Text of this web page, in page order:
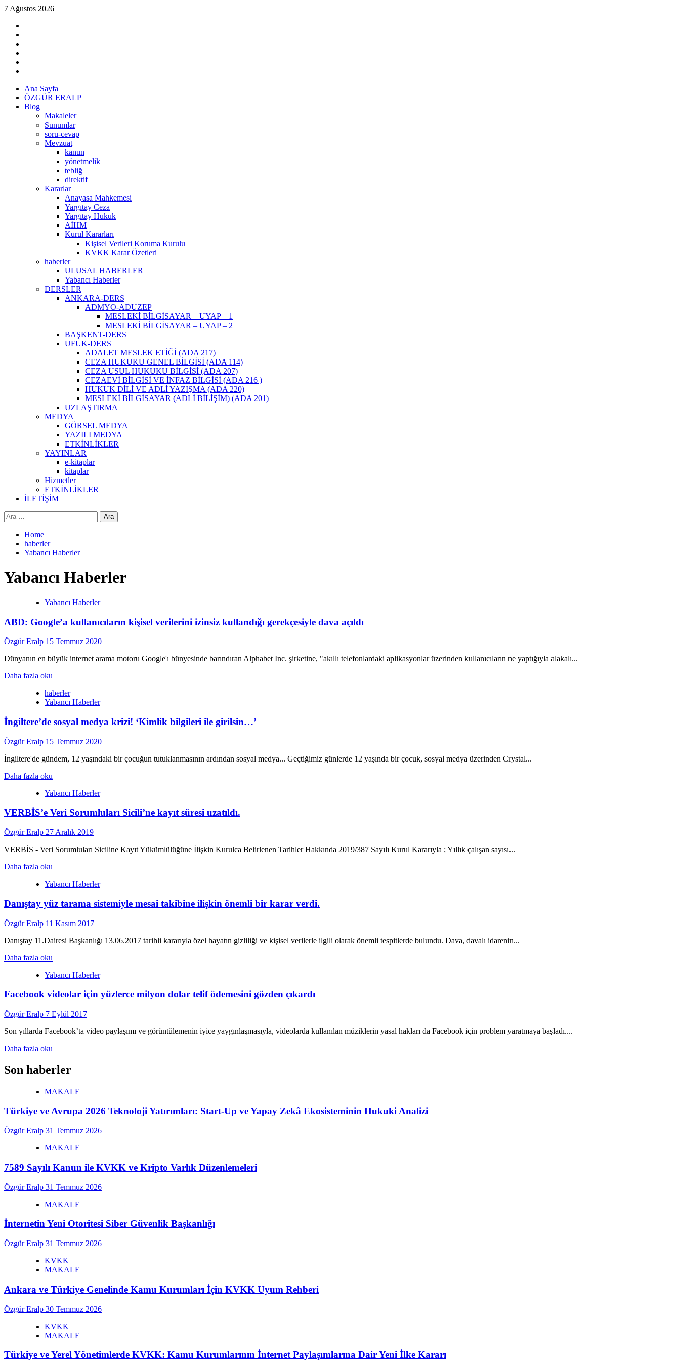
Skip
content
7 Ağustos 2026
Primary
Menu
Ana Sayfa
ÖZGÜR ERALP
Blog
Makaleler
Sunumlar
soru-cevap
Mevzuat
kanun
yönetmelik
tebliğ
direktif
Kararlar
Anayasa Mahkemesi
Yargıtay Ceza
Yargıtay Hukuk
AİHM
Kurul Kararları
Kişisel Verileri Koruma Kurulu
KVKK Karar Özetleri
haberler
ULUSAL HABERLER
Yabancı Haberler
DERSLER
ANKARA-DERS
ADMYO-ADUZEP
MESLEKİ BİLGİSAYAR – UYAP – 1
MESLEKİ BİLGİSAYAR – UYAP – 2
BAŞKENT-DERS
UFUK-DERS
ADALET MESLEK ETİĞİ (ADA 217)
CEZA HUKUKU GENEL BİLGİSİ (ADA 114)
CEZA USUL HUKUKU BİLGİSİ (ADA 207)
CEZAEVİ BİLGİSİ VE İNFAZ BİLGİSİ (ADA 216 )
HUKUK DİLİ VE ADLİ YAZIŞMA (ADA 220)
MESLEKİ BİLGİSAYAR (ADLİ BİLİŞİM) (ADA 201)
UZLAŞTIRMA
MEDYA
GÖRSEL MEDYA
YAZILI MEDYA
ETKİNLİKLER
YAYINLAR
e-kitaplar
kitaplar
Hizmetler
ETKİNLİKLER
İLETİŞİM
Arama:
Home
haberler
Yabancı Haberler
Yabancı Haberler
Yabancı Haberler
ABD: Google’a kullanıcıların kişisel verilerini izinsiz kullandığı gerekçesiyle dava açıldı
Özgür Eralp 15 Temmuz 2020
Dünyanın en büyük internet arama motoru Google'ı bünyesinde barındıran Alphabet Inc. şirketine, "akıllı telefonlardaki aplikasyonlar üzerinden kullanıcıların ne yaptığıyla alakalı...
Daha fazla oku
about
ABD:
kullanıcıların
kişisel
verilerini
izinsiz
kullandığı
haberler
Yabancı Haberler
İngiltere’de sosyal medya krizi! ‘Kimlik bilgileri ile girilsin…’
Özgür Eralp 15 Temmuz 2020
İngiltere'de gündem, 12 yaşındaki bir çocuğun tutuklanmasının ardından sosyal medya... Geçtiğimiz günlerde 12 yaşında bir çocuk, sosyal medya üzerinden Crystal...
Daha fazla oku
about
sosyal
krizi!
bilgileri
Yabancı Haberler
VERBİS’e Veri Sorumluları Sicili’ne kayıt süresi uzatıldı.
Özgür Eralp 27 Aralık 2019
VERBİS - Veri Sorumluları Siciline Kayıt Yükümlülüğüne İlişkin Kurulca Belirlenen Tarihler Hakkında 2019/387 Sayılı Kurul Kararıyla ; Yıllık çalışan sayısı...
Daha fazla oku
about
Veri
Sicili’ne
kayıt
süresi
Yabancı Haberler
Danıştay yüz tarama sistemiyle mesai takibine ilişkin önemli bir karar verdi.
Özgür Eralp 11 Kasım 2017
Danıştay 11.Dairesi Başkanlığı 13.06.2017 tarihli kararıyla özel hayatın gizliliği ve kişisel verilerle ilgili olarak önemli tespitlerde bulundu. Dava, davalı idarenin...
Daha fazla oku
about
yüz
sistemiyle
mesai
takibine
karar
verdi.
Yabancı Haberler
Facebook videolar için yüzlerce milyon dolar telif ödemesini gözden çıkardı
Özgür Eralp 7 Eylül 2017
Son yıllarda Facebook’ta video paylaşımı ve görüntülemenin iyice yaygınlaşmasıyla, videolarda kullanılan müziklerin yasal hakları da Facebook için problem yaratmaya başladı....
Daha fazla oku
about
Facebook
için
milyon
telif
gözden
Son haberler
MAKALE
Türkiye ve Avrupa 2026 Teknoloji Yatırımları: Start-Up ve Yapay Zekâ Ekosisteminin Hukuki Analizi
Özgür Eralp 31 Temmuz 2026
MAKALE
7589 Sayılı Kanun ile KVKK ve Kripto Varlık Düzenlemeleri
Özgür Eralp 31 Temmuz 2026
MAKALE
İnternetin Yeni Otoritesi Siber Güvenlik Başkanlığı
Özgür Eralp 31 Temmuz 2026
KVKK
MAKALE
Ankara ve Türkiye Genelinde Kamu Kurumları İçin KVKK Uyum Rehberi
Özgür Eralp 30 Temmuz 2026
KVKK
MAKALE
Türkiye ve Yerel Yönetimlerde KVKK: Kamu Kurumlarının İnternet Paylaşımlarına Dair Yeni İlke Kararı